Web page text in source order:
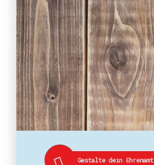
Gestalte dein Ehrenamt